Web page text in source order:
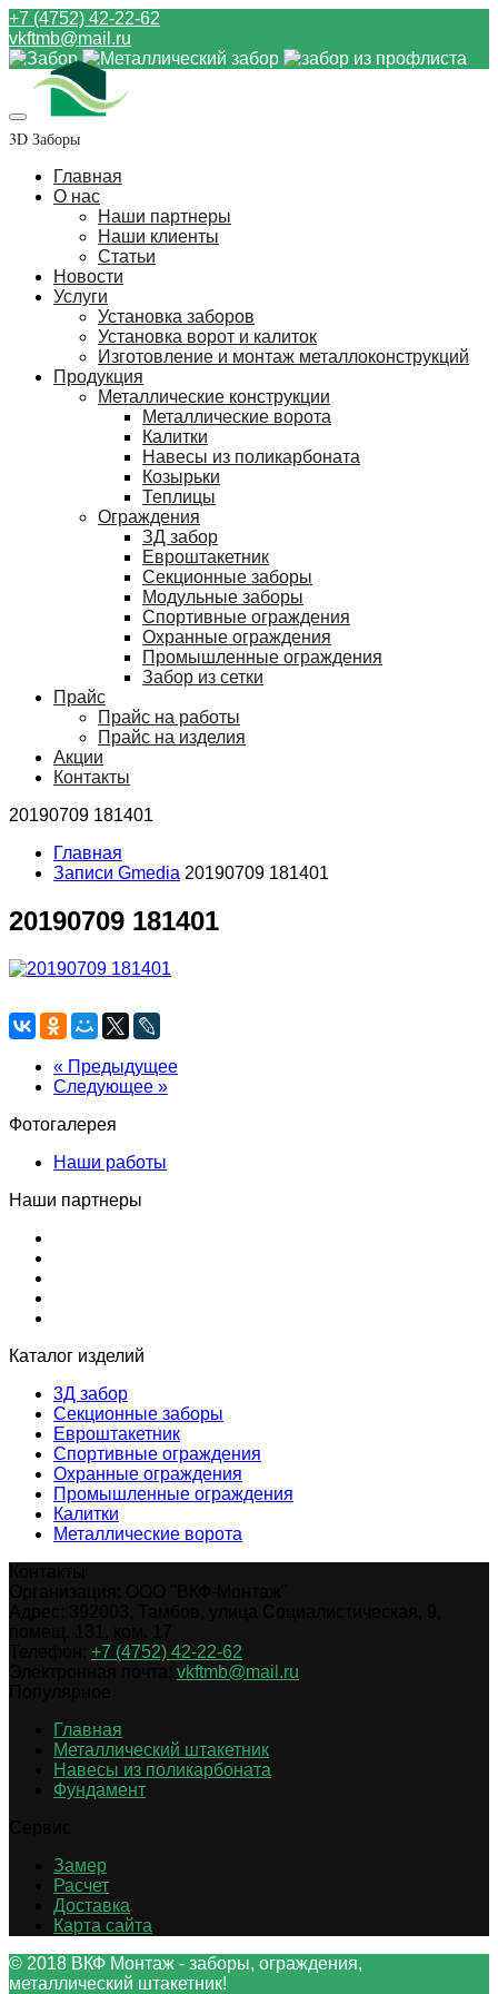
+7 (4752) 42-22-62
vkftmb@mail.ru
3D Заборы
Главная
О нас
Наши партнеры
Наши клиенты
Статьи
Новости
Услуги
Установка заборов
Установка ворот и калиток
Изготовление и монтаж металлоконструкций
Продукция
Металлические конструкции
Металлические ворота
Калитки
Навесы из поликарбоната
Козырьки
Теплицы
Ограждения
ЗД забор
Евроштакетник
Секционные заборы
Модульные заборы
Спортивные ограждения
Охранные ограждения
Промышленные ограждения
Забор из сетки
Прайс
Прайс на работы
Прайс на изделия
Акции
Контакты
20190709 181401
Главная
Записи Gmedia 20190709 181401
20190709 181401
« Предыдущее
Следующее »
Фотогалерея
Наши работы
Наши партнеры
Каталог изделий
3Д забор
Секционные заборы
Евроштакетник
Спортивные ограждения
Охранные ограждения
Промышленные ограждения
Калитки
Металлические ворота
+7 (4752) 42-22-62
vkftmb@mail.ru
Главная
Металлический штакетник
Навесы из поликарбоната
Фундамент
Замер
Расчет
Доставка
Карта сайта
© 2018 ВКФ Монтаж - заборы, ограждения,
металлический штакетник!